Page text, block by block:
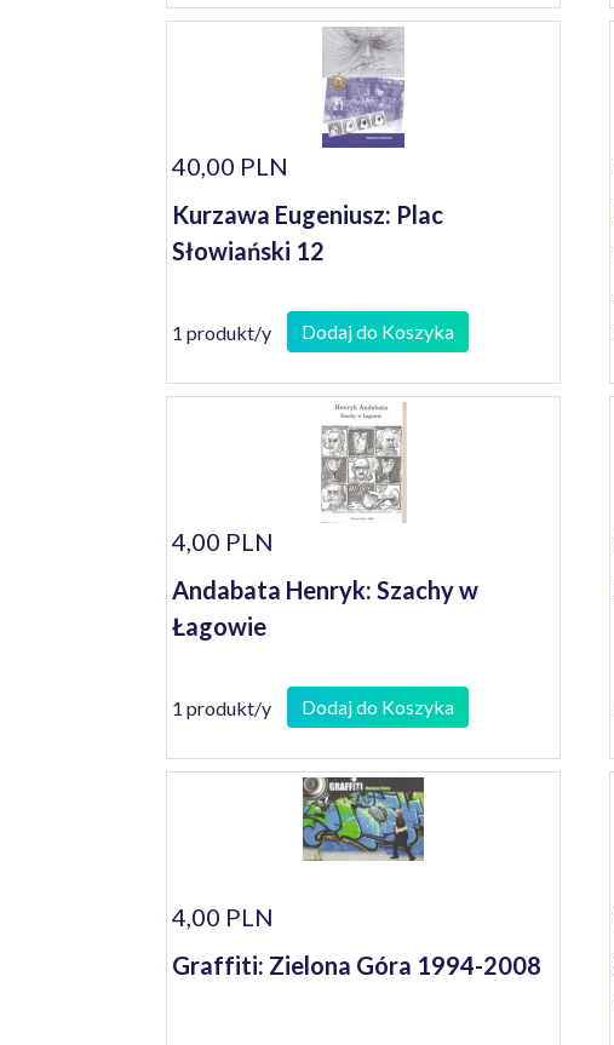
40,00 PLN
Kurzawa Eugeniusz: Plac
Słowiański 12
1 produkt/y Dodaj do Koszyka
4,00 PLN
Andabata Henryk: Szachy w
Łagowie
1 produkt/y Dodaj do Koszyka
4,00 PLN
Graffiti: Zielona Góra 1994-2008